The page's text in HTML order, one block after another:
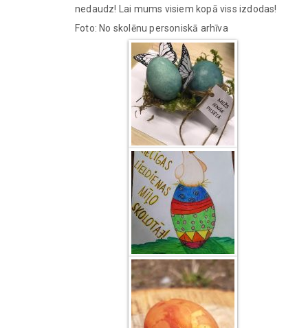
nedaudz! Lai mums visiem kopā viss izdodas!
Foto: No skolēnu personiskā arhīva